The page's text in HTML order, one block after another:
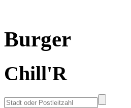
Burger
Chill'R